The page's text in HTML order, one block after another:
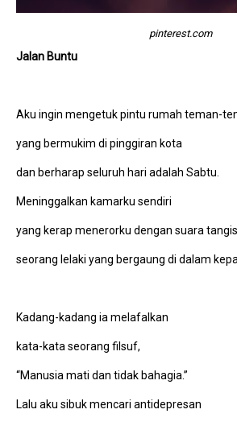
pinterest.com
Jalan Buntu
Aku ingin mengetuk pintu rumah teman-
yang bermukim di pinggiran kota
dan berharap seluruh hari adalah Sabtu.
Meninggalkan kamarku sendiri
yang kerap menerorku dengan suara
seorang lelaki yang bergaung di dalam
Kadang-kadang ia melafalkan
kata-kata seorang filsuf,
“Manusia mati dan tidak bahagia.”
Lalu aku sibuk mencari antidepresan